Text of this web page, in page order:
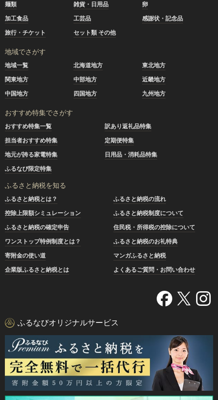
麺類
雑貨・日用品
卵
加工食品
工芸品
感謝状・記念品
旅行・チケット
セット類 その他
地域でさがす
地域一覧 北海道地方
東北地方
関東地方
中部地方
近畿地方
中国地方
四国地方 九州地方
おすすめ特集でさがす
おすすめ特集一覧
訳あり返礼品特集
担当者おすすめ特集
定期便特集
地元が誇る家電特集
日用品・消耗品特集
ふるなび限定特集
ふるさと納税を知る
ふるさと納税とは？
ふるさと納税の流れ
控除上限額シミュレーション
ふるさと納税制度について
ふるさと納税の確定申告
住民税・所得税の控除について
ワンストップ特例制度とは？
ふるさと納税のお礼特典
寄附金の使い道
マンガふるさと納税
企業版ふるさと納税とは
よくあるご質問・お問い合わせ
ふるなびオリジナルサービス